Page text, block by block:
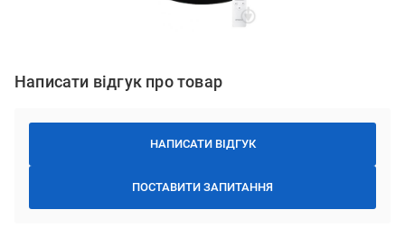
Написати відгук про товар
НАПИСАТИ ВІДГУК
ПОСТАВИТИ ЗАПИТАННЯ